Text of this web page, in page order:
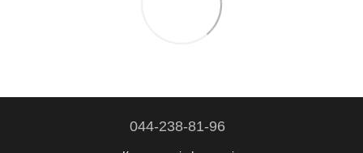
044-238-81-96